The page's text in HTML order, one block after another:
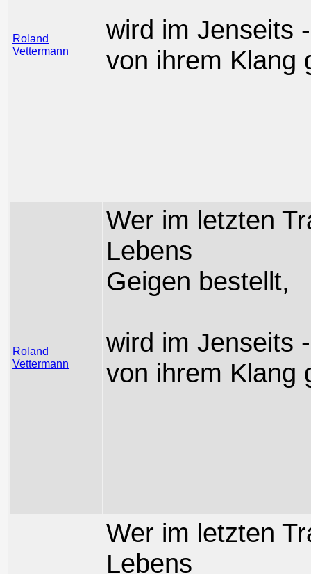
Roland
Vettermann
wird im Jenseits
von ihrem Klang
Roland
Vettermann
Wer im letzten
Lebens
Geigen bestellt,
wird im Jenseits
von ihrem Klang
Wer im letzten
Lebens